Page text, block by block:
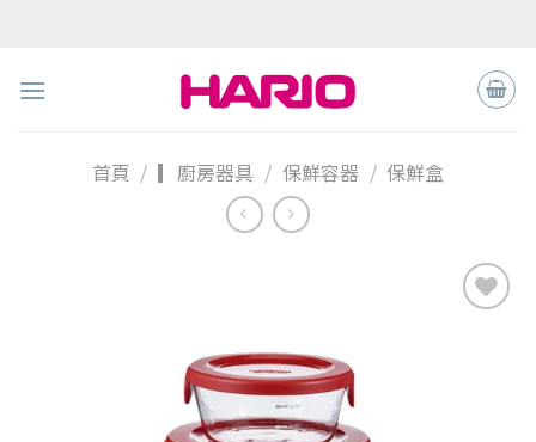
首頁 / ▎廚房器具 / 保鮮容器 / 保鮮盒